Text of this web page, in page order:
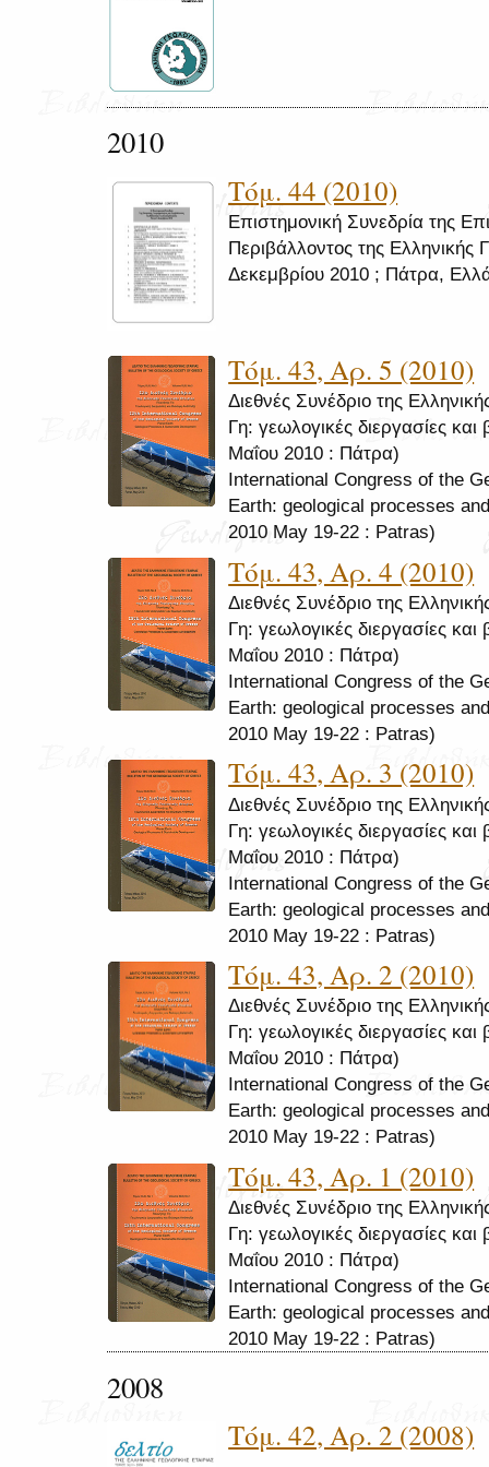
2010
Τόμ. 44 (2010)
Επιστημονική Συνεδρία της
Περιβάλλοντος της Ελληνικής
Δεκεμβρίου 2010 ; Πάτρα,
Τόμ. 43, Αρ. 5 (2010)
Διεθνές Συνέδριο της
Γη: γεωλογικές διεργασίες
Μαΐου 2010 : Πάτρα)
International Congress of the
Earth: geological processes
2010 May 19-22 : Patras)
Τόμ. 43, Αρ. 4 (2010)
Διεθνές Συνέδριο της
Γη: γεωλογικές διεργασίες
Μαΐου 2010 : Πάτρα)
International Congress of the
Earth: geological processes
2010 May 19-22 : Patras)
Τόμ. 43, Αρ. 3 (2010)
Διεθνές Συνέδριο της
Γη: γεωλογικές διεργασίες
Μαΐου 2010 : Πάτρα)
International Congress of the
Earth: geological processes
2010 May 19-22 : Patras)
Τόμ. 43, Αρ. 2 (2010)
Διεθνές Συνέδριο της
Γη: γεωλογικές διεργασίες
Μαΐου 2010 : Πάτρα)
International Congress of the
Earth: geological processes
2010 May 19-22 : Patras)
Τόμ. 43, Αρ. 1 (2010)
Διεθνές Συνέδριο της
Γη: γεωλογικές διεργασίες
Μαΐου 2010 : Πάτρα)
International Congress of the
Earth: geological processes
2010 May 19-22 : Patras)
2008
Τόμ. 42, Αρ. 2 (2008)